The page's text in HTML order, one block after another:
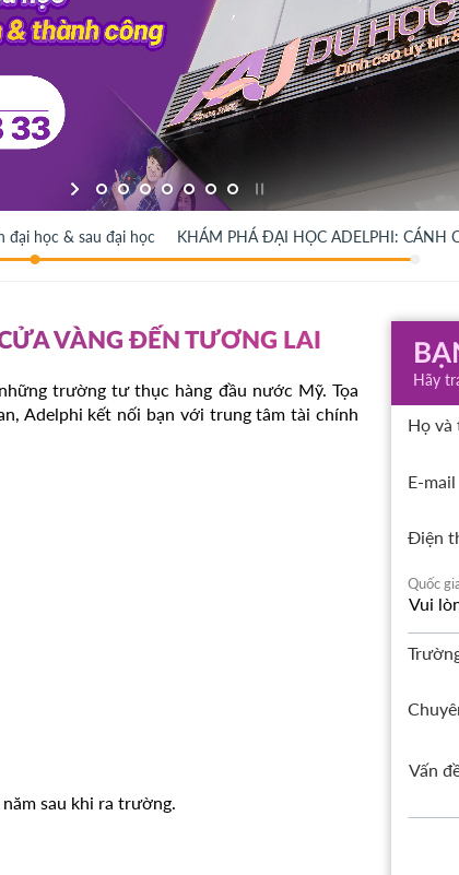
đại học & sau đại học KHÁM PHÁ ĐẠI HỌC ADELPHI: CÁNH
VÀNG ĐẾN TƯƠNG LAI
trường tư thục hàng đầu nước Mỹ. Tọa
Adelphi kết nối bạn với trung tâm tài chính
sau khi ra trường.
Hãy
Họ và
E-mail
Điện
Quốc